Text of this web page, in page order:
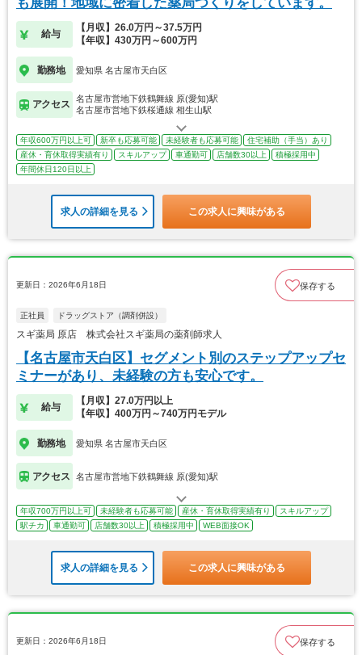
給与
【月収】26.0万円～37.5万円
【年収】430万円～600万円
勤務地 愛知県 名古屋市天白区
アクセス
名古屋市営地下鉄鶴舞線 原(愛知)駅
名古屋市営地下鉄桜通線 相生山駅
年収600万円以上可 新卒も応募可能 未経験者も応募可能
住宅補助（手当）あり
産休・育休取得実績有り
スキルアップ 車通勤可 店舗数30以上
積極採用中
年間休日120日以上
求人の詳細を見る この求人に興味がある
更新日：2026年6月18日 保存する
正社員 ドラッグストア（調剤併設）
スギ薬局 原店 株式会社スギ薬局の薬剤師求人
【名古屋市天白区】セグメント別のステップアップセ
ミナーがあり、未経験の方も安心です。
給与
【月収】27.0万円以上
【年収】400万円～740万円モデル
勤務地 愛知県 名古屋市天白区
アクセス 名古屋市営地下鉄鶴舞線 原(愛知)駅
年収700万円以上可 未経験者も応募可能 産休・育休取得実績有り
スキルアップ
駅チカ
車通勤可 店舗数30以上 積極採用中 WEB面接OK
求人の詳細を見る この求人に興味がある
更新日：2026年6月18日 保存する